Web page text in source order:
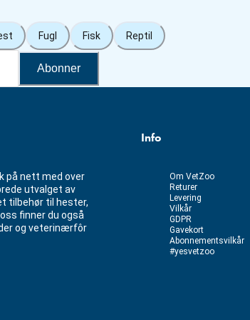
Fugl Fisk Reptil
Abonner
på nett med over
utvalget av
tilbehør til hester,
finner du også
og veterinærfôr
Info
Om VetZoo
Returer
Levering
Vilkår
GDPR
Gavekort
Abonnementsvilkår
#yesvetzoo